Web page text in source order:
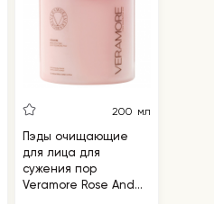
200 мл
Пэды очищающие
для лица для
сужения пор
Veramore Rose And